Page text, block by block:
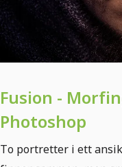
Fusion -
Photoshop
To portretter i ett